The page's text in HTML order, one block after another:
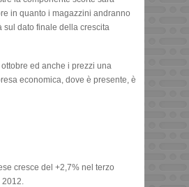
in quanto i magazzini andranno
sul dato finale della crescita
ed anche i prezzi una
economica, dove è presente, è
cresce del +2,7% nel terzo